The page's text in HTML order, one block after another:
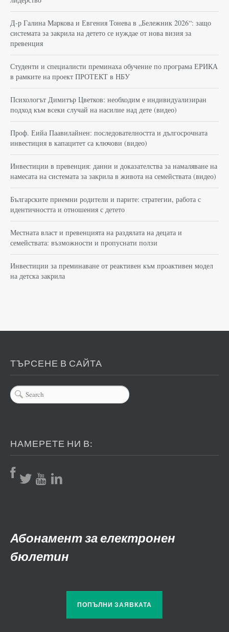
Д-р Галина Маркова и Евгения Тонева в „Бележник 2026“: защо
системата за закрила на детето се нуждае от нова визия за
превенция
Студенти и специалисти преминаха обучение по програма ЕРИКА
в рамките на проект ПРОТЕКТ в НБУ
Психологът Димитър Цветков: необходим е индивидуализиран
подход към всеки случай на насилие над дете (видео)
Проф. Еийа Паавилайнен: последователността и дългосрочната
инвестиция в капацитет са ключови (видео)
Инвестиции в превенция: данни и доказателства за намаляване на
намесата на системата за закрила в живота на семействата (видео)
Българските приемни родители и парите: стратегии, работа с
идентичността и отношения с детето
Местната власт и превенцията на раздялата на децата и
семействата: възможности и пропуснати ползи
Инвестиции за преминаване от реактивен към проактивен модел
на детска закрила
ТЪРСЕНЕ В САЙТА
НАМЕРЕТЕ НИ В:
Абонамент за електронен
бюлетин
ПОПЪЛНИ ЗАЯВКАТА